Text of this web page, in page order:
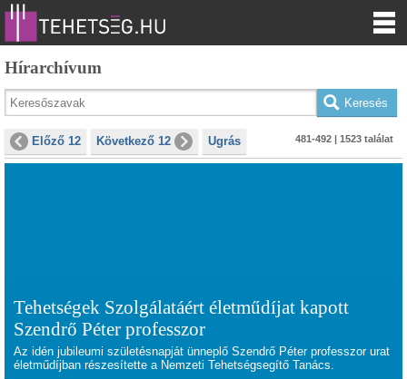
Hírarchívum
Előző 12 Következő 12 Ugrás 481-492 | 1523 találat
Tehetségek Szolgálatáért életműdíjat kapott
Szendrő Péter professzor
Az idén jubileumi születésnapját ünneplő Szendrő Péter professzor urat
életműdíjban részesítette a Nemzeti Tehetségsegítő Tanács.